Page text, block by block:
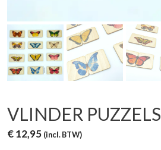
VLINDER PUZZELS
€12,95 (incl. BTW)